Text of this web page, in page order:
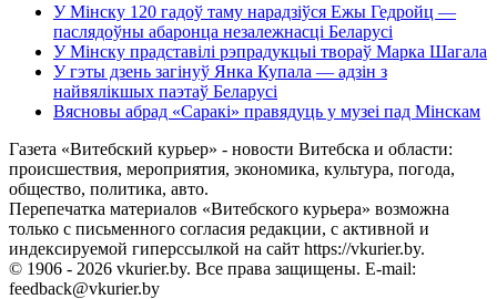
У Мінску 120 гадоў таму нарадзіўся Ежы Гедройц —
паслядоўны абаронца незалежнасці Беларусі
У Мінску прадставілі рэпрадукцыі твораў Марка Шагала
У гэты дзень загінуў Янка Купала — адзін з
найвялікшых паэтаў Беларусі
Вясновы абрад «Саракі» правядуць у музеі пад Мінскам
Газета «Витебский курьер» - новости Витебска и области:
происшествия, мероприятия, экономика, культура, погода,
общество, политика, авто.
Перепечатка материалов «Витебского курьера» возможна
только с письменного согласия редакции, с активной и
индексируемой гиперссылкой на сайт https://vkurier.by.
© 1906 - 2026 vkurier.by. Все права защищены. E-mail:
feedback@vkurier.by